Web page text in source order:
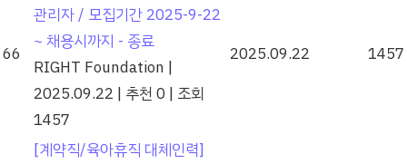
66
관리자 / 모집기간 2025-9-22
~ 채용시까지 - 종료
RIGHT Foundation |
2025.09.22 | 추천 0 | 조회
1457
2025.09.22 1457
[계약직/육아휴직 대체인력]